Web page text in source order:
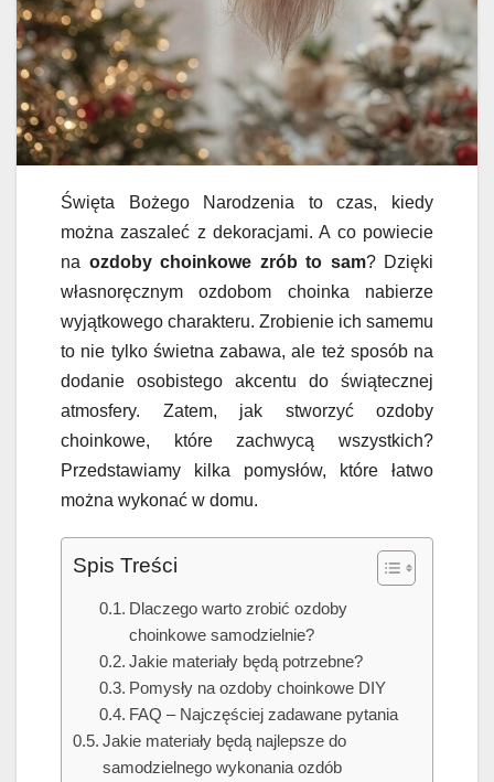
Święta Bożego Narodzenia to czas, kiedy
można zaszaleć z dekoracjami. A co powiecie
na ozdoby choinkowe zrób to sam? Dzięki
własnoręcznym ozdobom choinka nabierze
wyjątkowego charakteru. Zrobienie ich samemu
to nie tylko świetna zabawa, ale też sposób na
dodanie osobistego akcentu do świątecznej
atmosfery. Zatem, jak stworzyć ozdoby
choinkowe, które zachwycą wszystkich?
Przedstawiamy kilka pomysłów, które łatwo
można wykonać w domu.
Spis Treści
Dlaczego warto zrobić ozdoby
choinkowe samodzielnie?
Jakie materiały będą potrzebne?
Pomysły na ozdoby choinkowe DIY
FAQ – Najczęściej zadawane pytania
Jakie materiały będą najlepsze do
samodzielnego wykonania ozdób